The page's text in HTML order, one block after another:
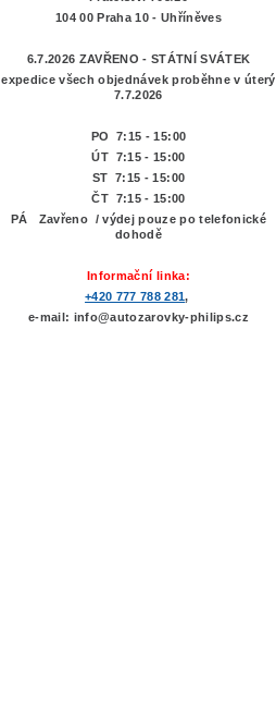
104 00 Praha 10 - Uhříněves
6.7.2026 ZAVŘENO - STÁTNÍ SVÁTEK
expedice všech objednávek proběhne v úterý
7.7.2026
PO 7:15 - 15:00
ÚT 7:15 - 15:00
ST 7:15 - 15:00
ČT 7:15 - 15:00
PÁ Zavřeno / výdej pouze po telefonické
dohodě
Informační linka:
+420 777 788 281,
e-mail: info@autozarovky-philips.cz